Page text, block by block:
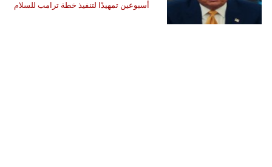
أسبوعين تمهيدًا لتنفيذ خطة ترامب للسلام